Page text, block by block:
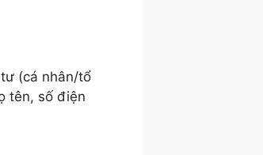
(cá nhân/tổ
tên, số điện